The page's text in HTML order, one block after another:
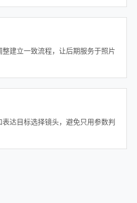
整建立一致流程，让后期服务于照片
达目标选择镜头，避免只用参数判